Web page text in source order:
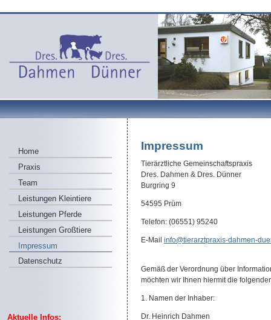
Home
Praxis
Team
Leistungen Kleintiere
Leistungen Pferde
Leistungen Großtiere
Impressum
Datenschutz
Aktuelle Infos:
Impressum
Tierärztliche Gemeinschaftspraxis
Dres. Dahmen & Dres. Dünner
Burgring 9
54595 Prüm
Telefon: (06551) 95240
E-Mail info@tierarztpraxis-dahmen-
Gemäß der Verordnung über
möchten wir Ihnen hiermit die
1. Namen der Inhaber:
Dr. Heinrich Dahmen